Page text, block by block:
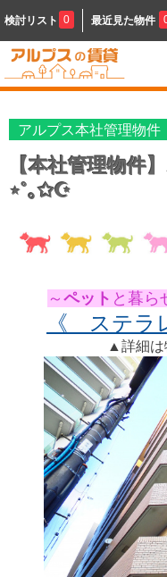
検討リスト 0 最近見た物件
アルプス本社管理物件
【本社管理物件
⋆˚｡✩☪︎
～ ペット と暮ら
《 ステラ
▲詳細は